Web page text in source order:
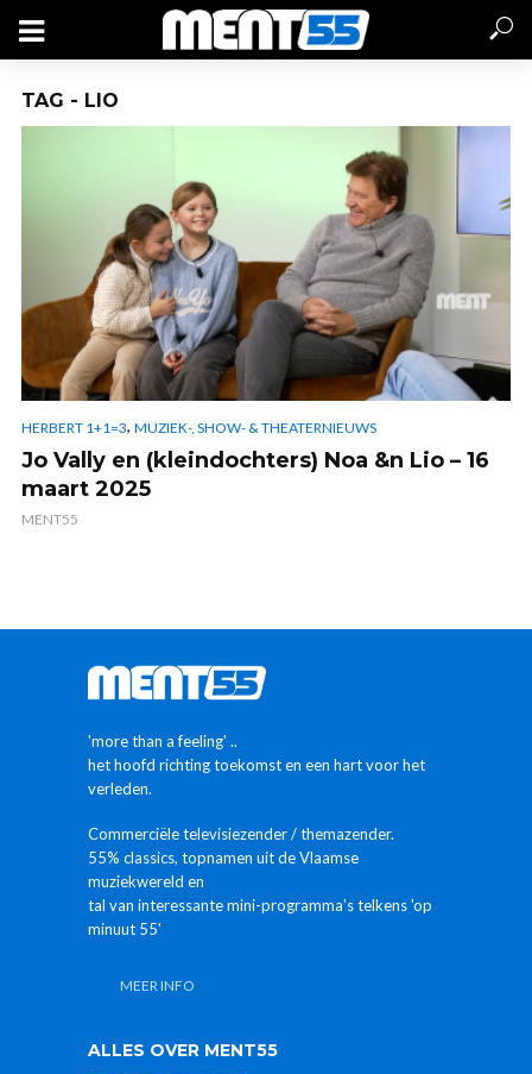
TAG - LIO
HERBERT 1+1=3, MUZIEK-, SHOW- & THEATERNIEUWS
Jo Vally en (kleindochters) Noa &n Lio – 16
maart 2025
MENT55
'more than a feeling' ..
het hoofd richting toekomst en een hart voor het
verleden.
Commerciële televisiezender / themazender.
55% classics, topnamen uit de Vlaamse
muziekwereld en
tal van interessante mini-programma's telkens 'op
minuut 55'
MEER INFO
ALLES OVER MENT55